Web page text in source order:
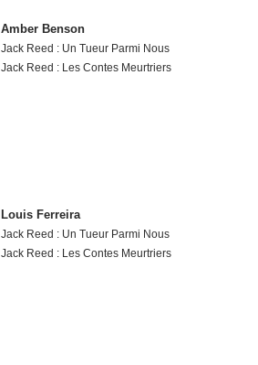
Amber Benson
Jack Reed : Un Tueur Parmi Nous
Jack Reed : Les Contes Meurtriers
Louis Ferreira
Jack Reed : Un Tueur Parmi Nous
Jack Reed : Les Contes Meurtriers